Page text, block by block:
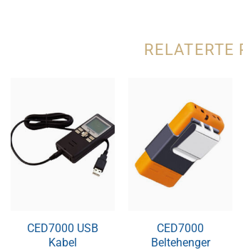
RELATERTE
CED7000 USB
Kabel
CED7000
Beltehenger